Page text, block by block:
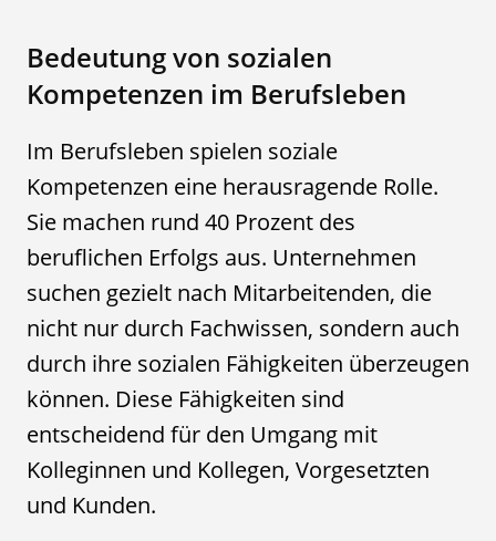
Bedeutung von sozialen
Kompetenzen im Berufsleben
Im Berufsleben spielen soziale
Kompetenzen eine herausragende Rolle.
Sie machen rund 40 Prozent des
beruflichen Erfolgs aus. Unternehmen
suchen gezielt nach Mitarbeitenden, die
nicht nur durch Fachwissen, sondern auch
durch ihre sozialen Fähigkeiten überzeugen
können. Diese Fähigkeiten sind
entscheidend für den Umgang mit
Kolleginnen und Kollegen, Vorgesetzten
und Kunden.